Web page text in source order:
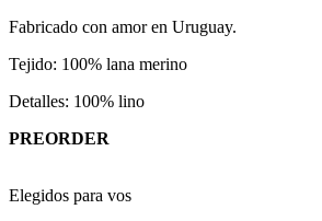
Fabricado con amor en Uruguay.
Tejido: 100% lana merino
Detalles: 100% lino
PREORDER
Elegidos para vos